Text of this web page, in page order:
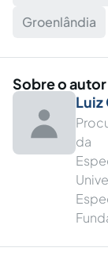
Groenlândia
Sobre o autor
Luiz
da